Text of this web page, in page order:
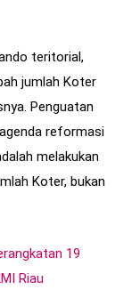
teritorial,
jumlah Koter
Penguatan
reformasi
melakukan
Koter, bukan
19
Riau